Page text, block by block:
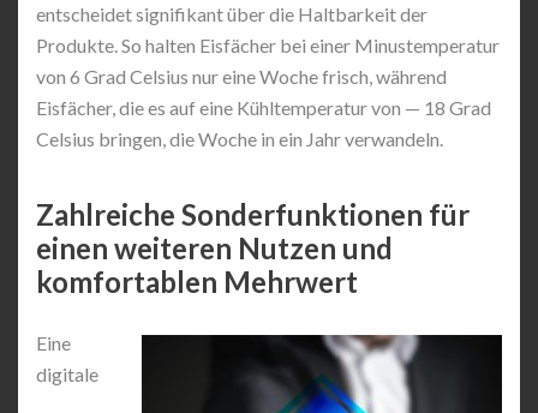
entscheidet signifikant über die Haltbarkeit der
Produkte. So halten Eisfächer bei einer Minustemperatur
von 6 Grad Celsius nur eine Woche frisch, während
Eisfächer, die es auf eine Kühltemperatur von — 18 Grad
Celsius bringen, die Woche in ein Jahr verwandeln.
Zahlreiche Sonderfunktionen für
einen weiteren Nutzen und
komfortablen Mehrwert
Eine
digitale